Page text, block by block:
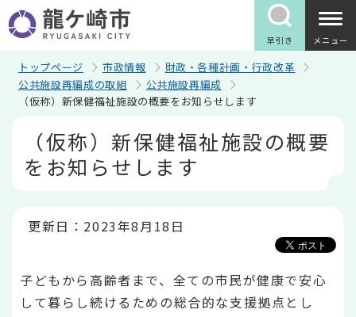
の
ペ
早引き メニュー
トップページ 市政情報
財政・各種計画・行政改革
公共施設再編成の取組
公共施設再編成
（仮称）新保健福祉施設の概要をお知らせします
（仮称）新保健福祉施設の概要
をお知らせします
更新日：2023年8月18日
子どもから高齢者まで、全ての市民が健康で安心
して暮らし続けるための総合的な支援拠点とし